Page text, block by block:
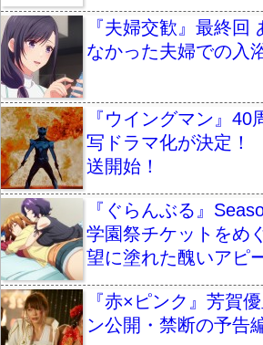
『夫婦交歓』最終回
なかった夫婦での入
『ウイングマン』40
写ドラマ化が決定
送開始！
『ぐらんぶる』
学園祭チケットをめ
望に塗れた醜いアピ
『赤×ピンク』芳賀
ン公開・禁断の予告